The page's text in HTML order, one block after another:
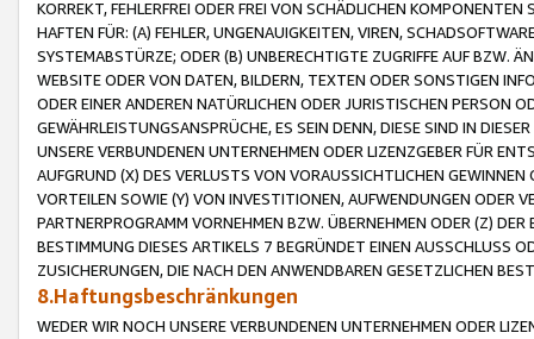
KORREKT, FEHLERFREI ODER FREI VON SCHÄDLICHEN
HAFTEN FÜR: (A) FEHLER, UNGENAUIGKEITEN, VIREN,
SYSTEMABSTÜRZE; ODER (B) UNBERECHTIGTE ZUGRIFFE AUF BZW.
WEBSITE ODER VON DATEN, BILDERN, TEXTEN ODER SONSTIGEN
ODER EINER ANDEREN NATÜRLICHEN ODER JURISTISCHEN PERSON
GEWÄHRLEISTUNGSANSPRÜCHE, ES SEIN DENN, DIESE SIND IN
UNSERE VERBUNDENEN UNTERNEHMEN ODER LIZENZGEBER FÜR
AUFGRUND (X) DES VERLUSTS VON VORAUSSICHTLICHEN
VORTEILEN SOWIE (Y) VON INVESTITIONEN, AUFWENDUNGEN ODER
PARTNERPROGRAMM VORNEHMEN BZW. ÜBERNEHMEN ODER (Z)
BESTIMMUNG DIESES ARTIKELS 7 BEGRÜNDET EINEN AUSSCHLUSS
ZUSICHERUNGEN, DIE NACH DEN ANWENDBAREN GESETZLICHEN
8.Haftungsbeschränkungen
WEDER WIR NOCH UNSERE VERBUNDENEN UNTERNEHMEN ODER